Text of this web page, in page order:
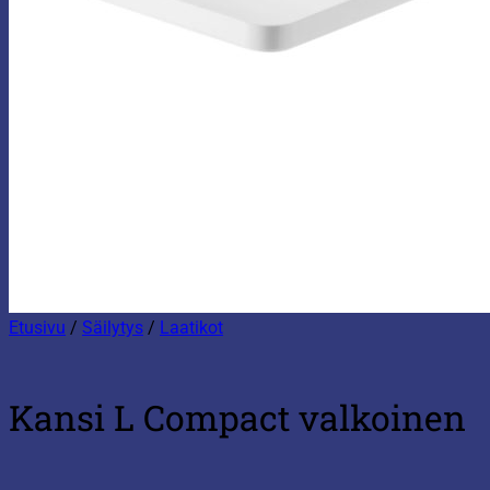
Etusivu / Säilytys / Laatikot
Kansi L Compact valkoinen